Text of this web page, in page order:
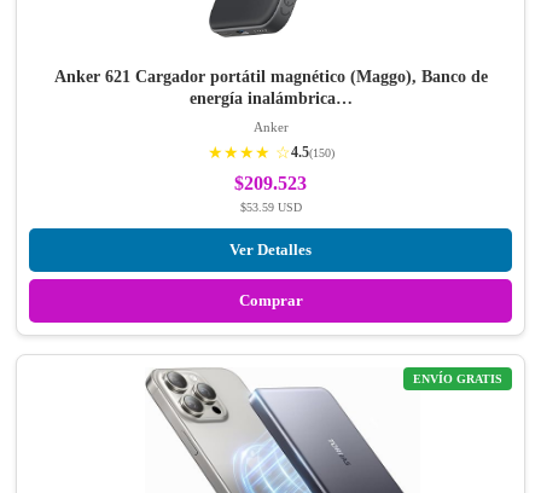
Anker 621 Cargador portátil magnético (Maggo), Banco de
energía inalámbrica…
Anker
★★★★ ☆4.5(150)
$209.523
$53.59 USD
Ver Detalles
Comprar
ENVÍO GRATIS